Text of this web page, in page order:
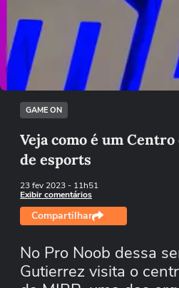
Não foi possível
Tentar
GAME ON
Veja como é um
de esports
23 fev 2023- 11h51
Exibir comentários
Compartilhar
No Pro Noob dessa
Gutierrez visita o